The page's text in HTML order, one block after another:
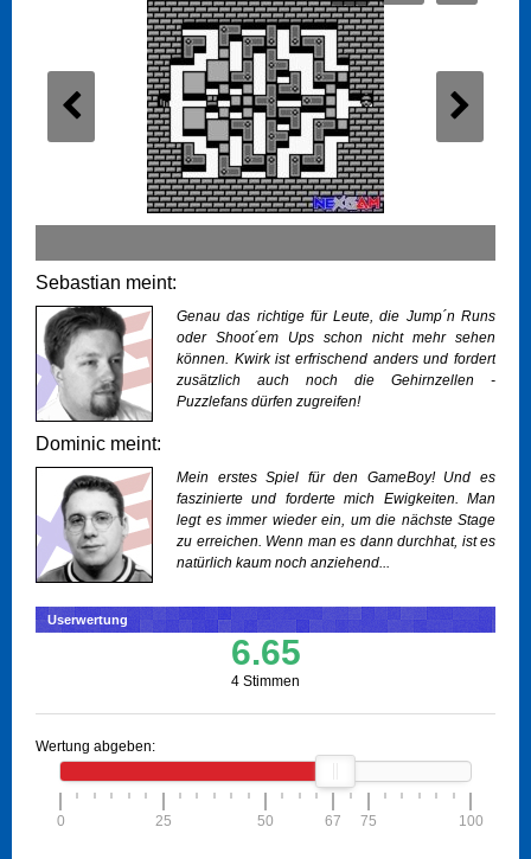
Sebastian meint:
Genau das richtige für Leute, die Jump´n Runs
oder Shoot´em Ups schon nicht mehr sehen
können. Kwirk ist erfrischend anders und fordert
zusätzlich auch noch die Gehirnzellen -
Puzzlefans dürfen zugreifen!
Dominic meint:
Mein erstes Spiel für den GameBoy! Und es
faszinierte und forderte mich Ewigkeiten. Man
legt es immer wieder ein, um die nächste Stage
zu erreichen. Wenn man es dann durchhat, ist es
natürlich kaum noch anziehend...
Userwertung
6.65
4 Stimmen
Wertung abgeben:
0 25 50 67 75 100